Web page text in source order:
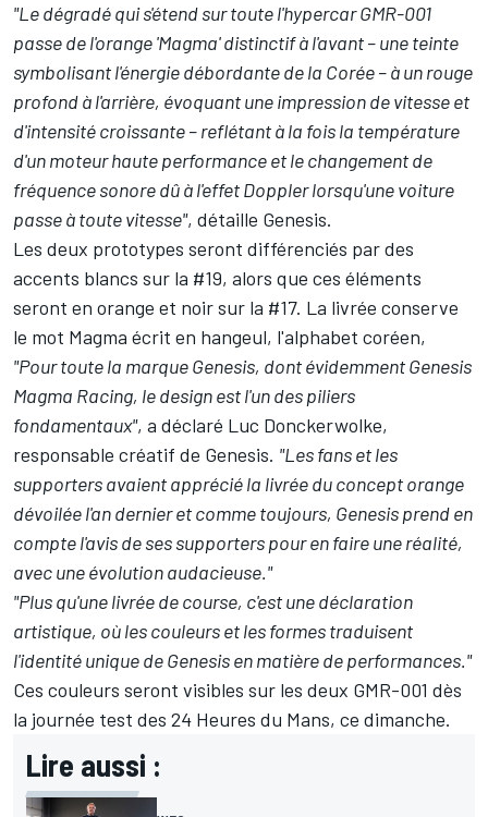
"Le dégradé qui s'étend sur toute l'hypercar GMR-001
passe de l'orange 'Magma' distinctif à l'avant– une teinte
symbolisant l'énergie débordante de la Corée– à un rouge
profond à l'arrière, évoquant une impression de vitesse et
d'intensité croissante– reflétant à la fois la température
d'un moteur haute performance et le changement de
fréquence sonore dû à l'effet Doppler lorsqu'une voiture
passe à toute vitesse", détaille Genesis.
Les deux prototypes seront différenciés par des
accents blancs sur la #19, alors que ces éléments
seront en orange et noir sur la #17. La livrée conserve
le mot Magma écrit en hangeul, l'alphabet coréen,
"Pour toute la marque Genesis, dont évidemment Genesis
Magma Racing, le design est l'un des piliers
fondamentaux", a déclaré Luc Donckerwolke,
responsable créatif de Genesis. "Les fans et les
supporters avaient apprécié la livrée du concept orange
dévoilée l'an dernier et comme toujours, Genesis prend en
compte l'avis de ses supporters pour en faire une réalité,
avec une évolution audacieuse."
"Plus qu'une livrée de course, c'est une déclaration
artistique, où les couleurs et les formes traduisent
l'identité unique de Genesis en matière de performances."
Ces couleurs seront visibles sur les deux GMR-001 dès
la journée test des 24 Heures du Mans, ce dimanche.
Lire aussi :